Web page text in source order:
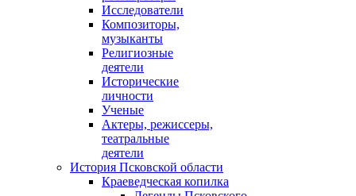
Исследователи
Композиторы,
музыканты
Религиозные
деятели
Исторические
личности
Ученые
Актеры, режиссеры,
театральные
деятели
История Псковской области
Краеведческая копилка